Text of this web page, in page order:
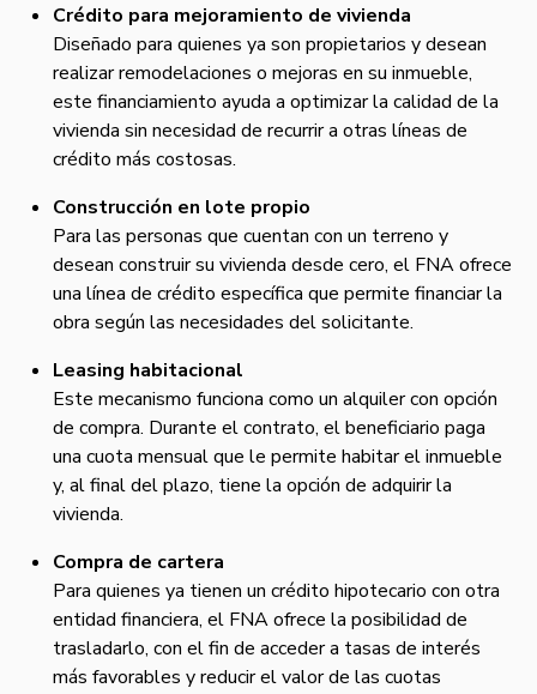
Crédito para mejoramiento de vivienda
Diseñado para quienes ya son propietarios y desean
realizar remodelaciones o mejoras en su inmueble,
este financiamiento ayuda a optimizar la calidad de la
vivienda sin necesidad de recurrir a otras líneas de
crédito más costosas.
Construcción en lote propio
Para las personas que cuentan con un terreno y
desean construir su vivienda desde cero, el FNA ofrece
una línea de crédito específica que permite financiar la
obra según las necesidades del solicitante.
Leasing habitacional
Este mecanismo funciona como un alquiler con opción
de compra. Durante el contrato, el beneficiario paga
una cuota mensual que le permite habitar el inmueble
y, al final del plazo, tiene la opción de adquirir la
vivienda.
Compra de cartera
Para quienes ya tienen un crédito hipotecario con otra
entidad financiera, el FNA ofrece la posibilidad de
trasladarlo, con el fin de acceder a tasas de interés
más favorables y reducir el valor de las cuotas